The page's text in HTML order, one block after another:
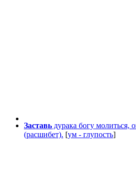
Заставь дурака богу молиться,
(расшибет). [ум - глупость]